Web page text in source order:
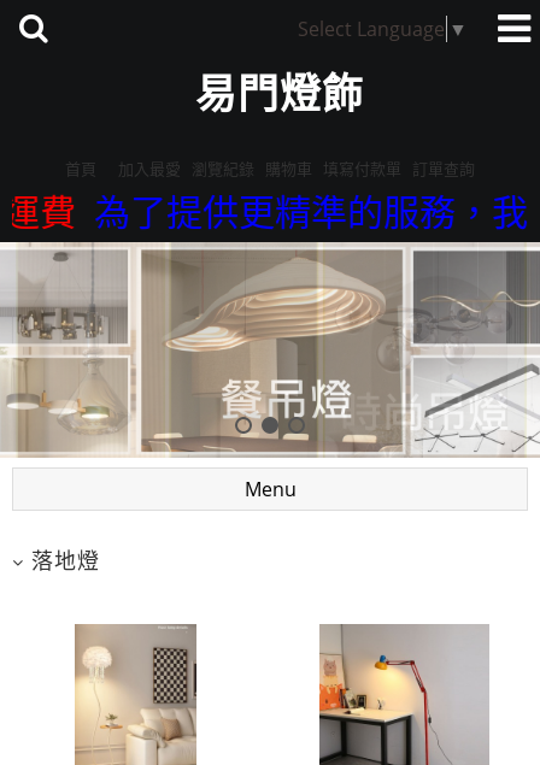
Select Language ▼
易門燈飾
首頁 加入最愛 瀏覽紀錄 購物車 填寫付款單 訂單查詢
為了提供更精準的服務，我們
Menu
落地燈